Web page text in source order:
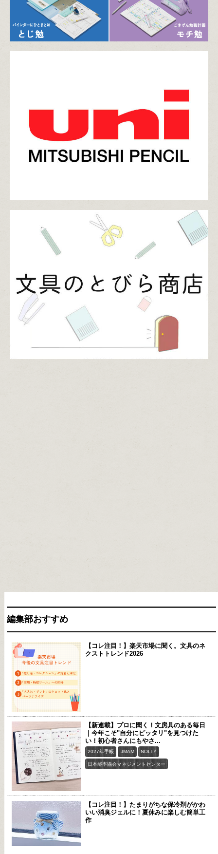
編集部おすすめ
【コレ注目！】楽天市場に聞く。文具のネ
クストトレンド2026
【新連載】プロに聞く！文房具のある毎日
｜今年こそ"自分にピッタリ"を見つけた
い！初心者さんにもやさ...
2027年手帳 JMAM NOLTY
日本能率協会マネジメントセンター
【コレ注目！】たまりがちな保冷剤がかわ
いい消臭ジェルに！夏休みに楽しむ簡単工
作